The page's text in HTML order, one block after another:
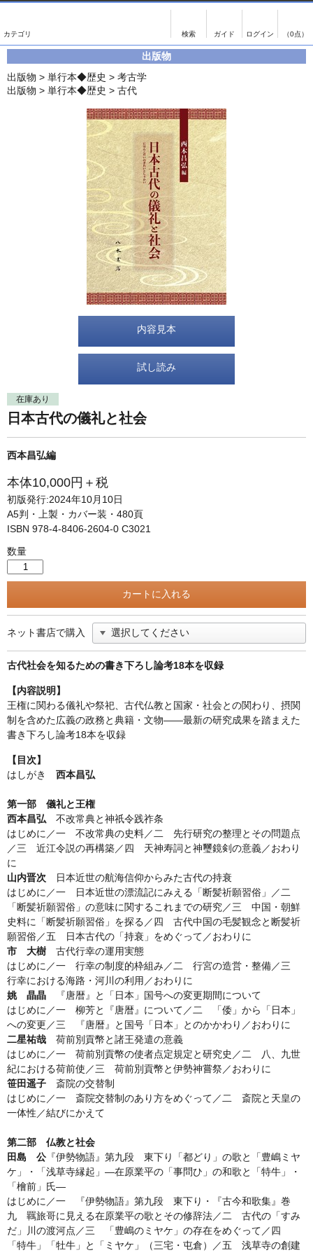
（0点）
影印資料
単行本◆日本語史
美本なし
書誌学・目録
画像がある商品のみ検索
出版物
出版物 > 単行本◆歴史 > 考古学
出版物 > 単行本◆歴史 > 古代
内容見本
試し読み
在庫あり
日本古代の儀礼と社会
西本昌弘編
本体10,000円＋税
初版発行:2024年10月10日
A5判・上製・カバー装・480頁
ISBN 978-4-8406-2604-0 C3021
数量
ネット書店で購入
古代社会を知るための書き下ろし論考18本を収録
【内容説明】
王権に関わる儀礼や祭祀、古代仏教と国家・社会との関わり、摂関
制を含めた広義の政務と典籍・文物——最新の研究成果を踏まえた
書き下ろし論考18本を収録
【目次】
はしがき 西本昌弘
第一部 儀礼と王権
西本昌弘 不改常典と神祇令践祚条
はじめに／一 不改常典の史料／二 先行研究の整理とその問題点
／三 近江令説の再構築／四 天神寿詞と神璽鏡剣の意義／おわり
に
山内晋次 日本近世の航海信仰からみた古代の持衰
はじめに／一 日本近世の漂流記にみえる「断髪祈願習俗」／二
「断髪祈願習俗」の意味に関するこれまでの研究／三 中国・朝鮮
史料に「断髪祈願習俗」を探る／四 古代中国の毛髪観念と断髪祈
願習俗／五 日本古代の「持衰」をめぐって／おわりに
市 大樹 古代行幸の運用実態
はじめに／一 行幸の制度的枠組み／二 行宮の造営・整備／三
行幸における海路・河川の利用／おわりに
姚 晶晶 『唐暦』と「日本」国号への変更期間について
はじめに／一 柳芳と『唐暦』について／二 「倭」から「日本」
への変更／三 『唐暦』と国号「日本」とのかかわり／おわりに
二星祐哉 荷前別貢幣と諸王発遣の意義
はじめに／一 荷前別貢幣の使者点定規定と研究史／二 八、九世
紀における荷前使／三 荷前別貢幣と伊勢神嘗祭／おわりに
笹田遥子 斎院の交替制
はじめに／一 斎院交替制のあり方をめぐって／二 斎院と天皇の
一体性／結びにかえて
第二部 仏教と社会
田島 公 『伊勢物語』第九段 東下り「都どり」の歌と「豊嶋ミヤ
ケ」・「浅草寺縁起」—在原業平の「事問ひ」の和歌と「特牛」・
「檜前」氏—
はじめに／一 『伊勢物語』第九段 東下り・『古今和歌集』巻
九 羈旅哥に見える在原業平の歌とその修辞法／二 古代の「すみ
だ」川の渡河点／三 「豊嶋のミヤケ」の存在をめぐって／四
「特牛」「牡牛」と「ミヤケ」（三宅・屯倉）／五 浅草寺の創建